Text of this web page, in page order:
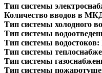
Тип системы
Количество вводов в
Тип системы холодного
Тип системы
Тип системы водостоков:
Тип системы
Тип системы
Тип системы